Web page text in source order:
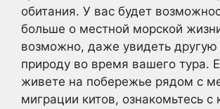
обитания. У вас будет
больше о местной морской
возможно, даже увидеть
природу во время вашего тура.
живете на побережье рядом с
миграции китов, ознакомьтесь с